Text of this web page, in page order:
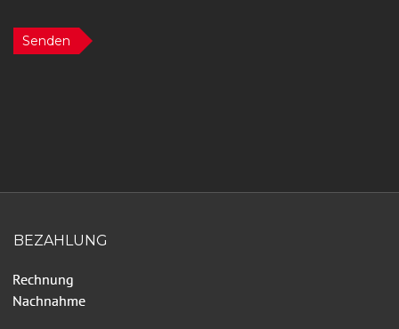
Senden
BEZAHLUNG